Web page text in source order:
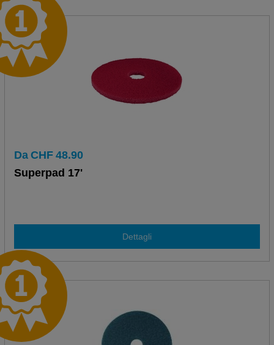
Da CHF 48.90
Superpad 17'
Dettagli